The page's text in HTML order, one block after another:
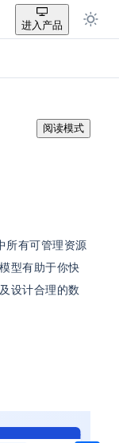
进入产品
阅读模式
所有可管理资源
型有助于你快
设计合理的数